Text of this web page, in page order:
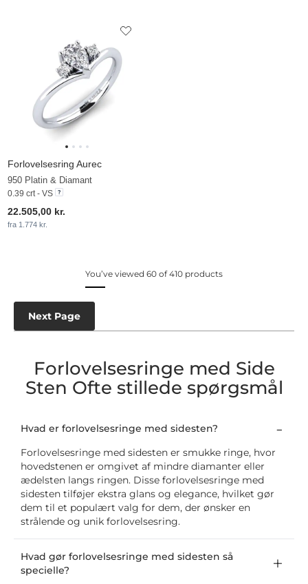
Forlovelsesring Aurec
950 Platin & Diamant
0.39 crt - VS
22.505,00 kr.
fra 1.774 kr.
You’ve viewed 60 of 410 products
Next Page
Forlovelsesringe med Side
Sten Ofte stillede spørgsmål
Hvad er forlovelsesringe med sidesten?
Forlovelsesringe med sidesten er smukke ringe, hvor
hovedstenen er omgivet af mindre diamanter eller
ædelsten langs ringen. Disse forlovelsesringe med
sidesten tilføjer ekstra glans og elegance, hvilket gør
dem til et populært valg for dem, der ønsker en
strålende og unik forlovelsesring.
Hvad gør forlovelsesringe med sidesten så
specielle?